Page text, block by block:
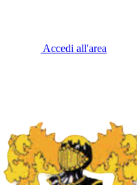
Accedi all'area